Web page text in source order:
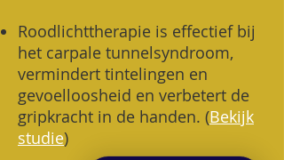
Roodlichttherapie is effectief bij
het carpale tunnelsyndroom,
vermindert tintelingen en
gevoelloosheid en verbetert de
gripkracht in de handen. (Bekijk
studie)